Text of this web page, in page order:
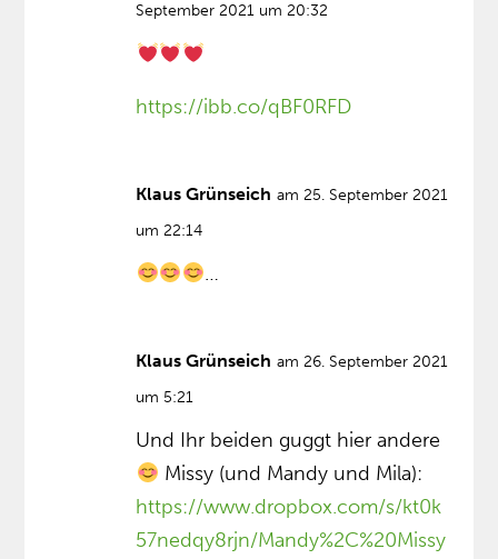
September 2021 um 20:32
https://ibb.co/qBF0RFD
Klaus Grünseich am 25. September 2021
um 22:14
…
Klaus Grünseich am 26. September 2021
um 5:21
Und Ihr beiden guggt hier andere
Missy (und Mandy und Mila):
https://www.dropbox.com/s/kt0k
57nedqy8rjn/Mandy%2C%20Missy